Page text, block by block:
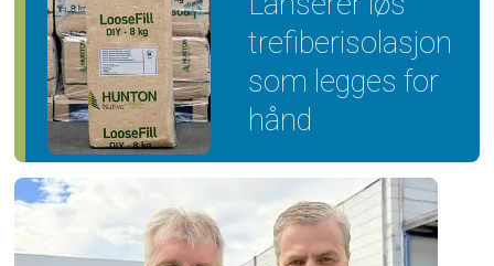
trefiber­isolasjon
som legges for
hånd